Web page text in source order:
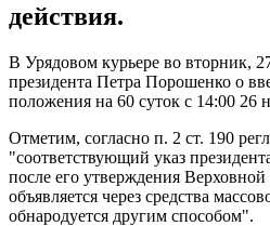
действия.
В Урядовом курьере во вторник,
президента Петра Порошенко о
положения на 60 суток с 14:00 26
Отметим, согласно п. 2 ст. 190
"соответствующий указ
после его утверждения
объявляется через средства
обнародуется другим способом".